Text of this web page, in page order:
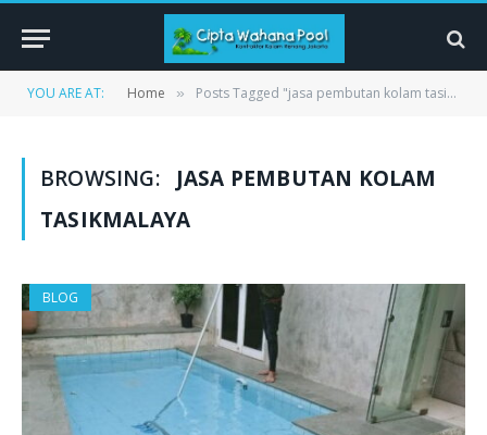
YOU ARE AT: Home » Posts Tagged "jasa pembutan kolam tasikmalaya"
BROWSING:
JASA PEMBUTAN KOLAM
TASIKMALAYA
BLOG